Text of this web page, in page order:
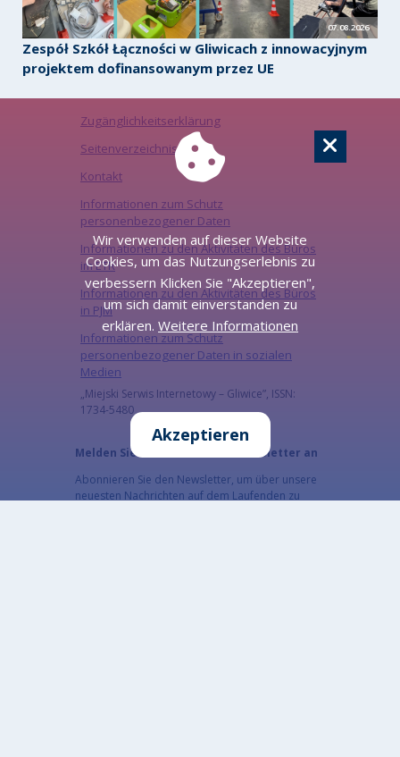
07.08.2026
Zespół Szkół Łączności w Gliwicach z innowacyjnym
projektem dofinansowanym przez UE
Zugänglichkeitserklärung
Seitenverzeichnis
Kontakt
Informationen zum Schutz
personenbezogener Daten
Informationen zu den Aktivitäten des Büros
im ETR
Informationen zu den Aktivitäten des Büros
in PJM
Informationen zum Schutz
personenbezogener Daten in sozialen
Medien
„Miejski Serwis Internetowy – Gliwice”, ISSN:
1734-5480
Melden Sie sich für unseren Newsletter an
Abonnieren Sie den Newsletter, um über unsere
neuesten Nachrichten auf dem Laufenden zu
Wir verwenden auf dieser Website
Cookies, um das Nutzungserlebnis zu
verbessern Klicken Sie "Akzeptieren",
um sich damit einverstanden zu
erklären. Weitere Informationen
Akzeptieren